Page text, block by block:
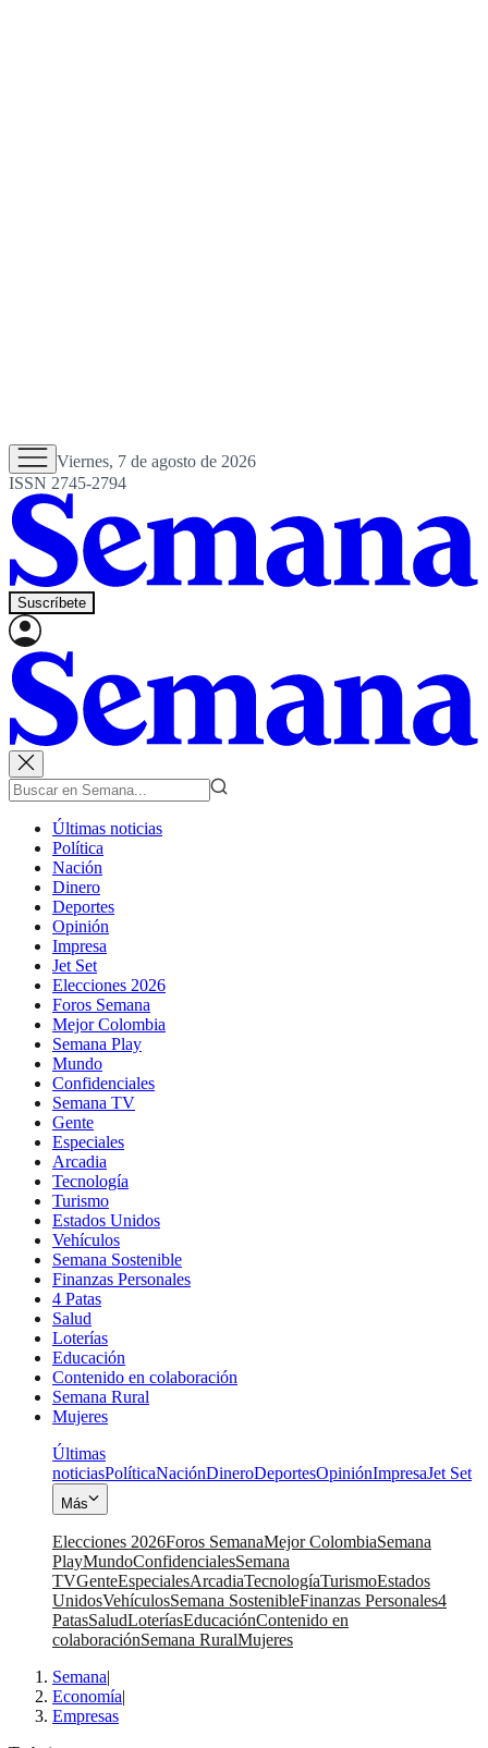
Viernes, 7 de agosto de 2026
ISSN 2745-2794
Suscríbete
Últimas noticias
Política
Nación
Dinero
Deportes
Opinión
Impresa
Jet Set
Elecciones 2026
Foros Semana
Mejor Colombia
Semana Play
Mundo
Confidenciales
Semana TV
Gente
Especiales
Arcadia
Tecnología
Turismo
Estados Unidos
Vehículos
Semana Sostenible
Finanzas Personales
4 Patas
Salud
Loterías
Educación
Contenido en colaboración
Semana Rural
Mujeres
Últimas
noticiasPolíticaNaciónDineroDeportesOpiniónImpresaJet Set
Más
Elecciones 2026Foros SemanaMejor ColombiaSemana
PlayMundoConfidencialesSemana
TVGenteEspecialesArcadiaTecnologíaTurismoEstados
UnidosVehículosSemana SostenibleFinanzas Personales4
PatasSaludLoteríasEducaciónContenido en
colaboraciónSemana RuralMujeres
Semana|
Economía|
Empresas